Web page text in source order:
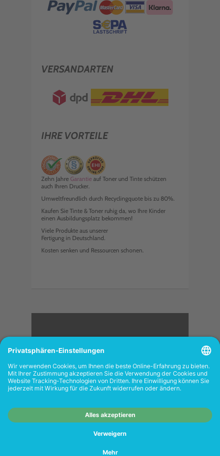
VERSANDARTEN
IHRE VORTEILE
Zehn Jahre Garantie auf Toner und Tinte schützen
auch Ihren Drucker.
Umweltfreundlich durch Recyclingquote bis zu 80%.
Kaufen Sie Tinte & Toner ruhig da, wo Ihre Kinder
einen Ausbildungsplatz bekommen!
Viele Produkte aus unserer
Fertigung in Deutschland.
Kosten senken und Ressourcen schonen.
<
FOLGEN SIE UNS
Shops richtet sich nicht an Wiederverkäufer.